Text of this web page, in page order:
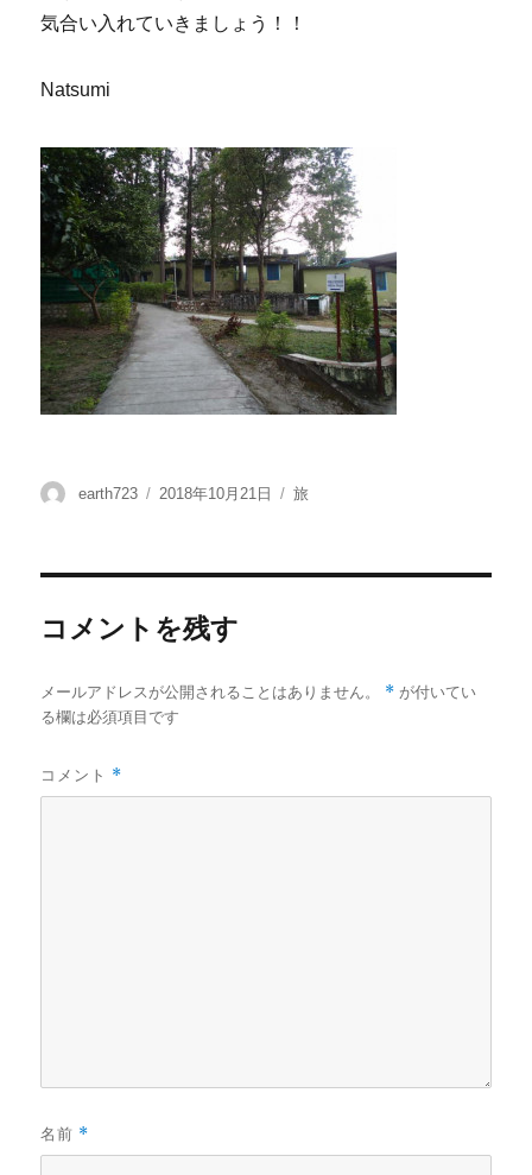
気合い入れていきましょう！！
Natsumi
投
earth723
投
2018年10月21日
カ
旅
コメントを残す
メールアドレスが公開されることはありません。 * が付いてい
る欄は必須項目です
コメント *
名前 *